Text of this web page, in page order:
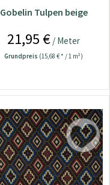
Gobelin Tulpen beige
21,95 € / Meter
Grundpreis (15,68 € * / 1 m²)